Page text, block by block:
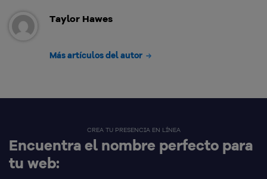
Taylor Hawes
Más artículos del autor
CREA TU PRESENCIA EN LÍNEA
Encuentra el nombre perfecto para
tu web: